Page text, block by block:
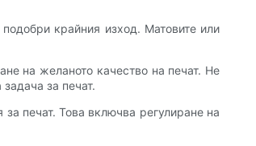
крайния изход. Матовите или
на желаното качество на печат. Не
за печат.
печат. Това включва регулиране на